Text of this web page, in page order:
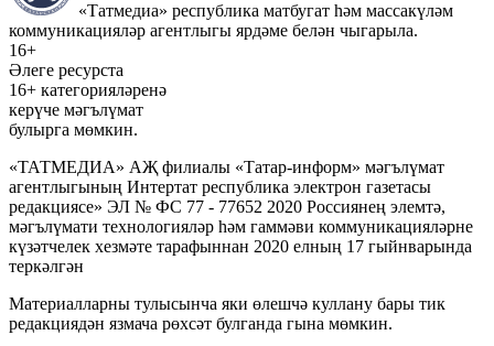
«Татмедиа» республика матбугат һәм массакүләм
коммуникацияләр агентлыгы ярдәме белән чыгарыла.
16+
Әлеге ресурста
16+ категорияләренә
керүче мәгълүмат
булырга мөмкин.
«ТАТМЕДИА» АҖ филиалы «Татар-информ» мәгълүмат
агентлыгының Интертат республика электрон газетасы
редакциясе» ЭЛ № ФС 77 - 77652 2020 Россиянең элемтә,
мәгълүмати технологияләр һәм гаммәви коммуникацияләрне
күзәтчелек хезмәте тарафыннан 2020 елның 17 гыйнварында
теркәлгән
Материалларны тулысынча яки өлешчә куллану бары тик
редакциядән язмача рөхсәт булганда гына мөмкин.